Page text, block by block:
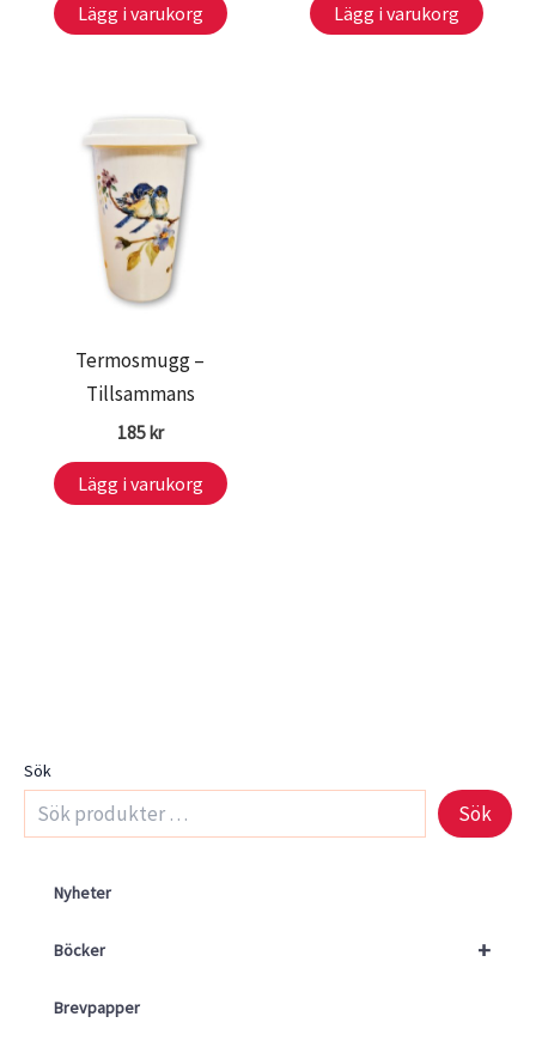
Sök
Sök
Nyheter
+
Böcker
Brevpapper
Lägg i varukorg Lägg i varukorg
Termosmugg –
Tillsammans
185kr
Lägg i varukorg